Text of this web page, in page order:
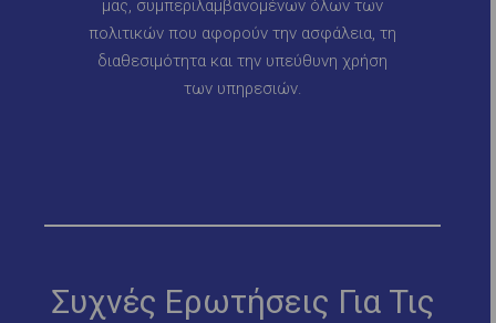
μας, συμπεριλαμβανομένων όλων των
πολιτικών που αφορούν την ασφάλεια, τη
διαθεσιμότητα και την υπεύθυνη χρήση
των υπηρεσιών.
Συχνές Ερωτήσεις Για Τις